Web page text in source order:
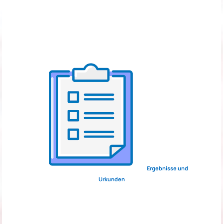
Ergebnisse und
Urkunden